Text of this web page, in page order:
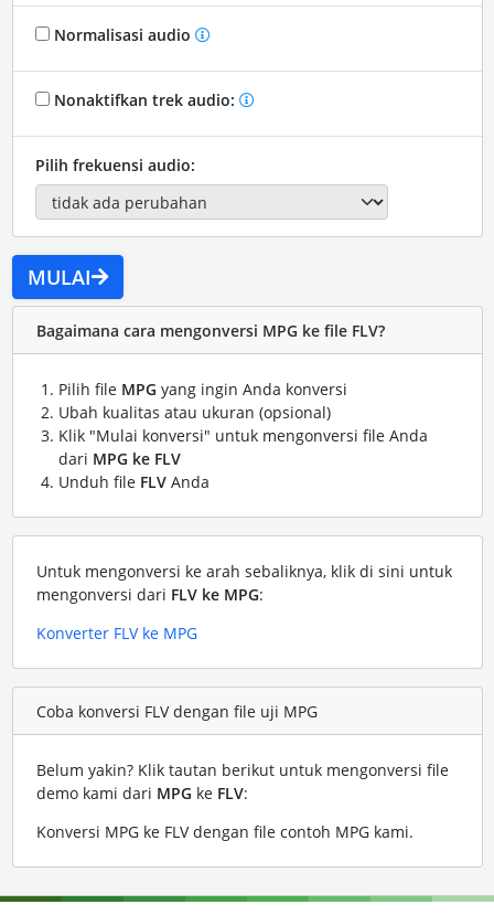
Normalisasi audio
Nonaktifkan trek audio:
Pilih frekuensi audio:
MULAI
Bagaimana cara mengonversi MPG ke file FLV?
Pilih file MPG yang ingin Anda konversi
Ubah kualitas atau ukuran (opsional)
Klik "Mulai konversi" untuk mengonversi file Anda
dari MPG ke FLV
Unduh file FLVAnda
Untuk mengonversi ke arah sebaliknya, klik di sini untuk
mengonversi dari FLV ke MPG:
Konverter FLV ke MPG
Coba konversi FLV dengan file uji MPG
Belum yakin? Klik tautan berikut untuk mengonversi file
demo kami dari MPG ke FLV:
Konversi MPG ke FLV dengan file contoh MPG kami.